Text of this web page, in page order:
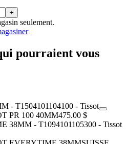
+
seulement.
pourraient vous
PR 100 40MM475.00 $